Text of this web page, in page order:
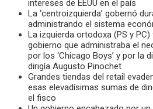
intereses de EEUU en el país
La ‘centroizquierda’ gobernó
administrando el sistema
La izquierda ortodoxa (PS y
gobierno que administraba el
por los ‘Chicago Boys’ y por la
dirigía Augusto Pinochet
Grandes tiendas del retail
esas elevadísimas sumas de
el fisco